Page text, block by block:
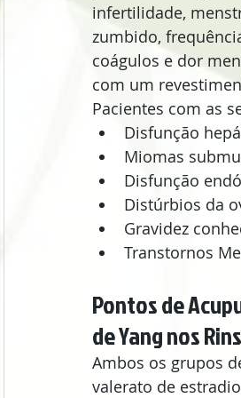
infertilidade,
zumbido,
coágulos e dor
com um
Pacientes com as
Disfunção
Miomas
Disfunção
Distúrbios da
Gravidez
Transtornos
Pontos de
de Yang nos Rins
Ambos os grupos
valerato de